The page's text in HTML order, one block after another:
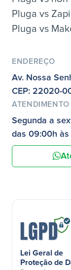
Pluga vs
Pluga vs
ENDEREÇO
Av. Nossa
CEP: 22020-
ATENDIMENTO
Segunda a
das 09:00h às
Lei Geral de
Proteção de